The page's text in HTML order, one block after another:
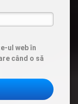
ul web în
când o să